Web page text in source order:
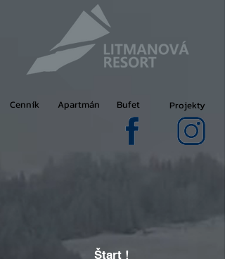
Cenník Apartmán Projekty
Bufet
Štart !